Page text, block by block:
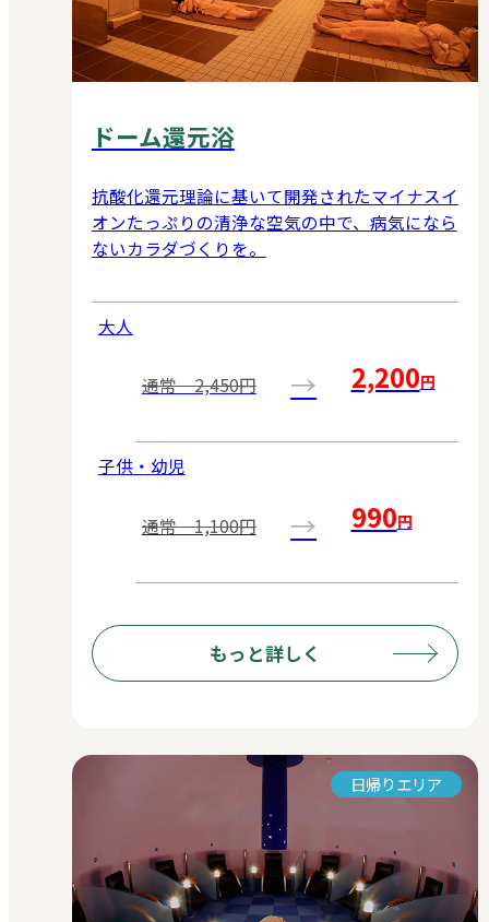
ドーム還元浴
抗酸化還元理論に基いて開発されたマイナスイ
オンたっぷりの清浄な空気の中で、病気になら
ないカラダづくりを。
大人
通常 2,450円 → 2,200円
子供・幼児
通常 1,100円 → 990円
もっと詳しく
日帰りエリア